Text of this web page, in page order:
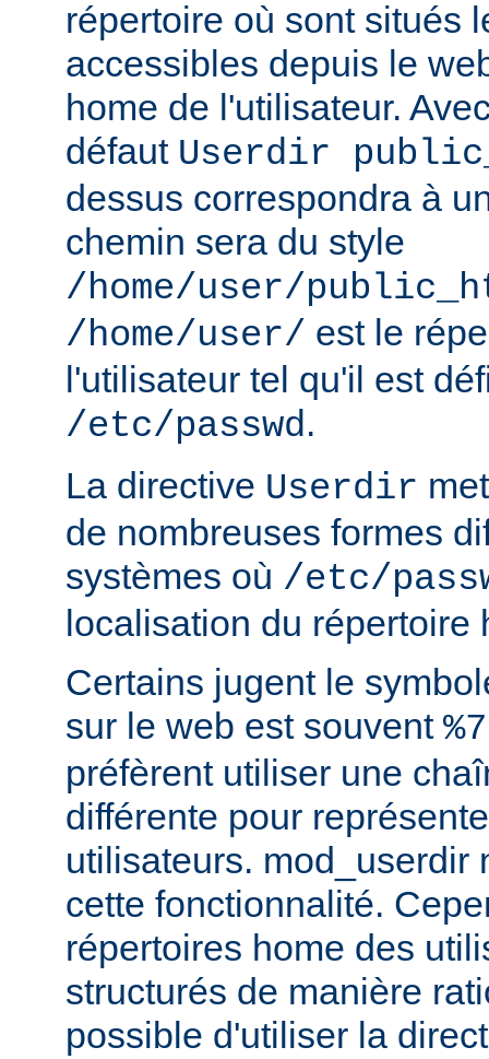
répertoire où sont situés
accessibles depuis le
home de l'utilisateur.
défaut Userdir
dessus correspondra à
chemin sera du style
/home/user/
/home/user/ est le
l'utilisateur tel qu'il est
/etc/passwd.
La directive Userdir
de nombreuses formes
systèmes où /etc/
localisation du répertoire
Certains jugent le
sur le web est souvent
préfèrent utiliser une
différente pour
utilisateurs. mod_userdir
cette fonctionnalité.
répertoires home des
structurés de manière
possible d'utiliser la